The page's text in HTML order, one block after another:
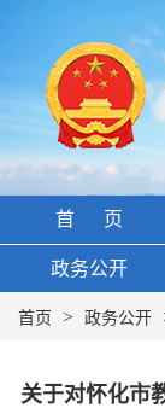
首 页
政务公开
首页 > 政务公开
关于对怀化市